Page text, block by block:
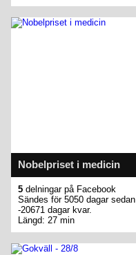
Nobelpriset i medicin
5 delningar på Facebook
Sändes för 5050 dagar sedan
-20671 dagar kvar.
Längd: 27 min